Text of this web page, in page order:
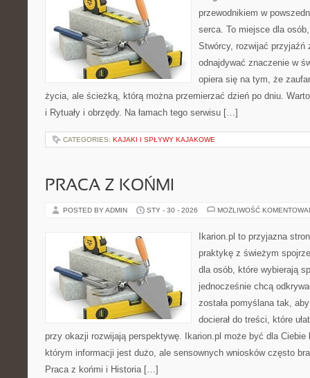
przewodnikiem w
serca. To miejsce dla
Stwórcy, rozwijać przyjaźń
odnajdywać znaczenie w
opiera się na tym, że
życia, ale ścieżką, którą można przemierzać dzień po dniu.
i Rytuały i obrzędy. Na łamach tego serwisu […]
CATEGORIES: KAJAKI I SPŁYWY KAJAKOWE
PRACA Z KOŃMI
POSTED BY ADMIN STY - 30 - 2026 MOŻLIWOŚĆ
Ikarion.pl to przyjazna
praktykę z świeżym
dla osób, które wybierają
jednocześnie chcą
została pomyślana tak,
docierał do treści, które
przy okazji rozwijają perspektywę. Ikarion.pl może być dla Ciebie
którym informacji jest dużo, ale sensownych wniosków często
Praca z końmi i Historia […]